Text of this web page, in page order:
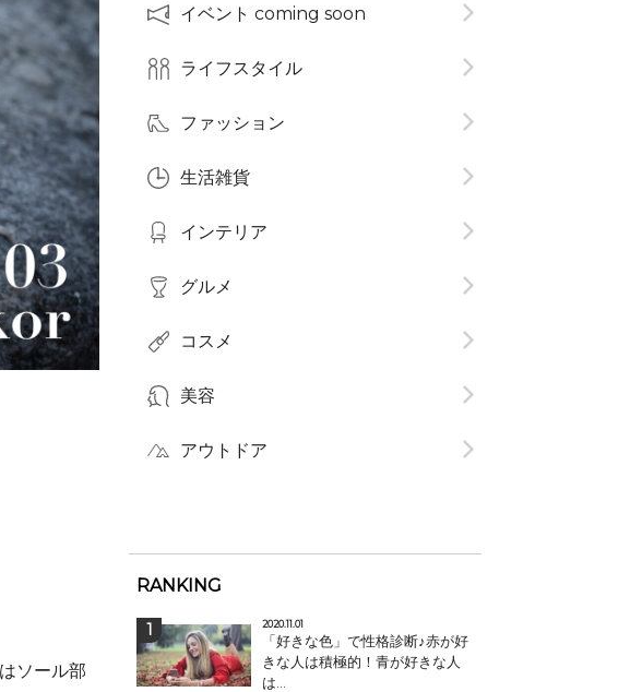
ソール部
イベント coming soon
ライフスタイル
ファッション
生活雑貨
インテリア
グルメ
コスメ​
美容
アウトドア
RANKING
2020.11.01
「好きな色」で性格診断♪赤が好
きな人は積極的！青が好きな人
は...